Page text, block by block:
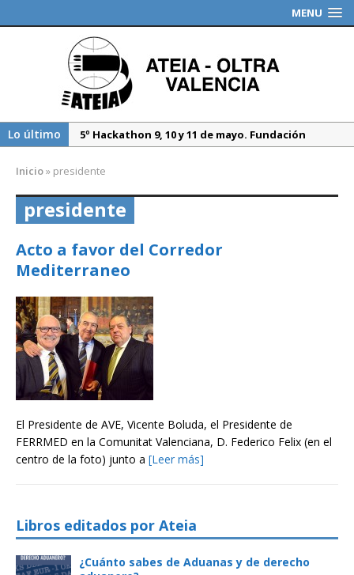
MENU
Lo último
5º Hackathon 9, 10 y 11 de mayo. Fundación
Borrador DGT, medidas especiales regulación
tráfico durante 2025
Propuesta del Nuevo CAU. Presentación AEAT
Inicio» presidente
presidente
Acto a favor del Corredor
Mediterraneo
El Presidente de AVE, Vicente Boluda, el Presidente de
FERRMED en la Comunitat Valenciana, D. Federico Felix (en el
centro de la foto) junto a [Leer más]
Libros editados por Ateia
¿Cuánto sabes de Aduanas y de derecho